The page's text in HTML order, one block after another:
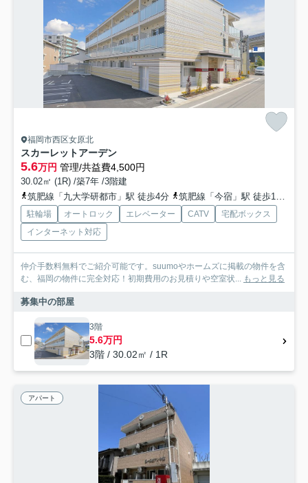
福岡市西区女原北
スカーレットアーデン
5.6万円 管理/共益費4,500円
30.02㎡ (1R) /築7年 /3階建
筑肥線「九大学研都市」駅 徒歩4分
筑肥線「今宿」駅 徒歩18分
駐輪場 オートロック エレベーター CATV
宅配ボックス
インターネット対応
仲介手数料無料でご紹介可能です。suumoやホームズに掲載の物件を含
む、福岡の物件に完全対応！初期費用のお見積りや空室状...
もっと見る
募集中の部屋
3階
5.6万円
3階 / 30.02㎡ / 1R
アパート